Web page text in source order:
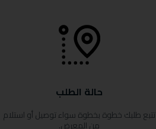
حالة الطلب
تتبع طلبك خطوة بخطوة سواء توصيل أو استلام
من المعرض.